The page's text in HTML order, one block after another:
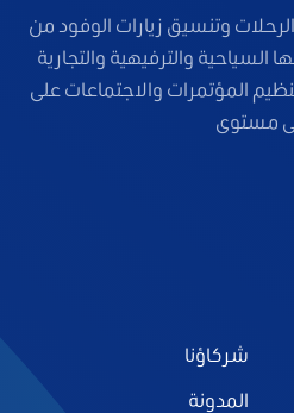
وتنسيق زيارات الوفود من
السياحية والترفيهية والتجارية
المؤتمرات والاجتماعات على
مستوى
شركاؤنا
المدونة